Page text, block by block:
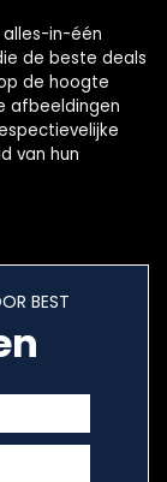
alles-in-één
de beste deals
de hoogte
afbeeldingen
van hun
BEST